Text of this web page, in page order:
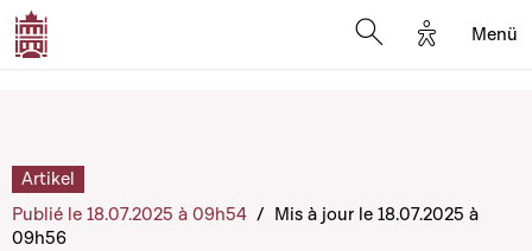
Options
Menü
Artikel
Publié le 18.07.2025 à 09h54 / Mis à jour le 18.07.2025 à
09h56